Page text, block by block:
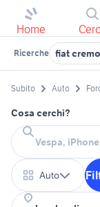
Home
Ricerche fiat
Subito Auto
Cosa cerchi?
Auto